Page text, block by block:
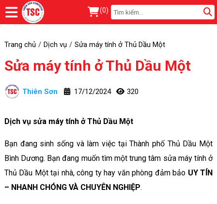
(0)
Trang chủ Dịch vụ Sửa máy tính ở Thủ Dầu Một
Sửa máy tính ở Thủ Dầu Một
Thiên Sơn 17/12/2024 320
Dịch vụ sửa máy tính ở Thủ Dầu Một
Bạn đang sinh sống và làm việc tại Thành phố Thủ Dầu Một
Bình Dương. Bạn đang muốn tìm một trung tâm sửa máy tính ở
Thủ Dầu Một tại nhà, công ty hay văn phòng đảm bảo UY TÍN
– NHANH CHÓNG VÀ CHUYÊN NGHIỆP.